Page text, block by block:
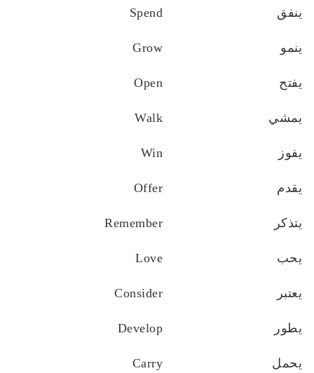
ينفق Spend
ينمو Grow
يفتح Open
يمشي Walk
يفوز Win
يقدم Offer
يتذكر Remember
يحب Love
يعتبر Consider
يطور Develop
يحمل Carry